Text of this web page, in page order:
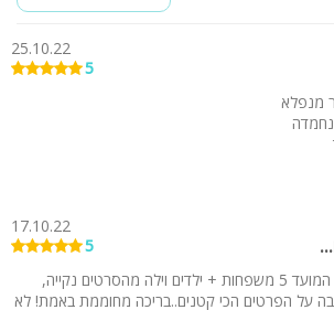
25.10.22
5
מנפלא
נחמדה
17.10.22
5
התארחנו בכל המועד 5 משפחות + ילדים וילה מהסרטים נקייה,
על הפרטים הכי קטנים..בריכה מחוממת באמת! לא